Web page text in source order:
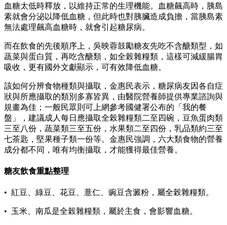
血糖太低時釋放，以維持正常的生理機能。血糖飆高時，胰島
素就會分泌以降低血糖，但此時也對胰臟造成負擔，當胰島素
無法處理飆高血糖時，就會引起糖尿病。
而在飲食的先後順序上，吳映蓉鼓勵糖友先吃不含醣類型，如
蔬菜與蛋白質，再吃含醣類，如全榖雜糧類，這樣可減緩腸胃
吸收，更有國外文獻顯示，可有效降低血糖。
該如何分辨食物種類與攝取，金惠民表示，糖尿病友因各自症
狀與所應攝取的類別多寡皆異，由醫院營養師提供專業諮詢與
規畫為佳；一般民眾則可上網參考國健署公布的「我的餐
盤」，建議成人每日應攝取全榖雜糧類二至四碗，豆魚蛋肉類
三至八份，蔬菜類三至五份，水果類二至四份，乳品類約三至
七茶匙，堅果種子類一份等。金惠民強調，六大類食物的營養
成分都不同，唯有均衡攝取，才能獲得最佳營養。
糖友飲食重點整理
• 紅豆、綠豆、花豆、薏仁、豌豆含澱粉，屬全榖雜糧類。
• 玉米、南瓜是全榖雜糧類，屬於主食，會影響血糖。